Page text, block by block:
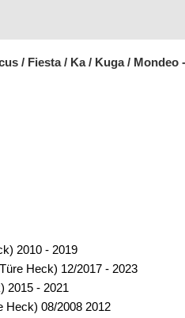
/ Fiesta / Ka / Kuga / Mondeo
2010 - 2019
Heck) 12/2017 - 2023
2015 - 2021
Heck) 08/2008 2012